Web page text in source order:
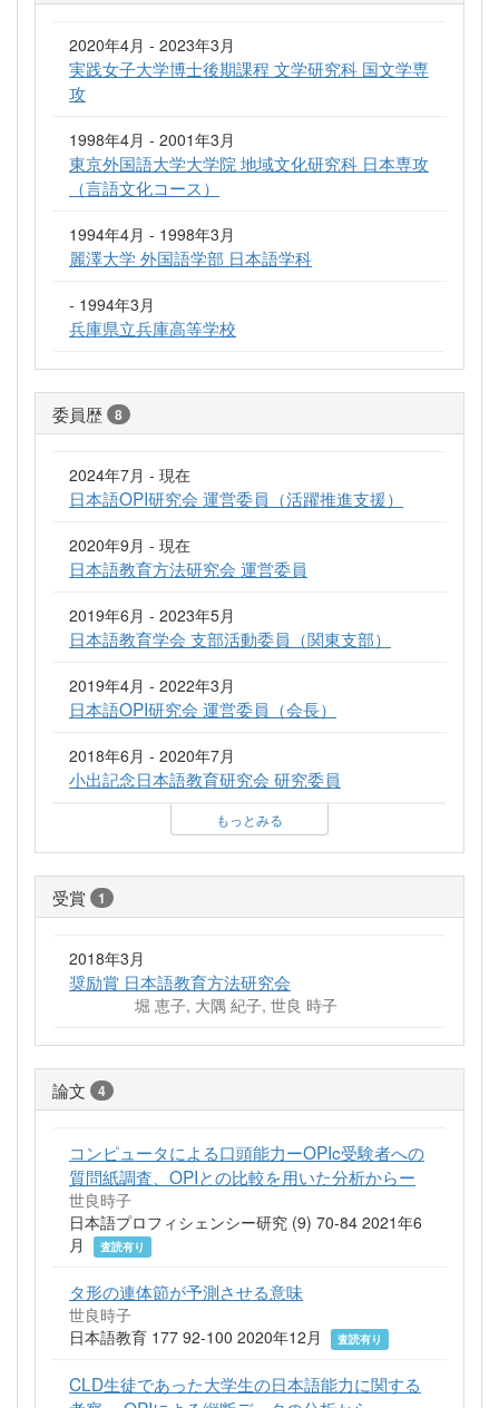
2020年4月 - 2023年3月
実践女子大学博士後期課程 文学研究科 国文学専
攻
1998年4月 - 2001年3月
東京外国語大学大学院 地域文化研究科 日本専攻
（言語文化コース）
1994年4月 - 1998年3月
麗澤大学 外国語学部 日本語学科
- 1994年3月
兵庫県立兵庫高等学校
委員歴 8
2024年7月 - 現在
日本語OPI研究会 運営委員（活躍推進支援）
2020年9月 - 現在
日本語教育方法研究会 運営委員
2019年6月 - 2023年5月
日本語教育学会 支部活動委員（関東支部）
2019年4月 - 2022年3月
日本語OPI研究会 運営委員（会長）
2018年6月 - 2020年7月
小出記念日本語教育研究会 研究委員
もっとみる
受賞 1
2018年3月
奨励賞 日本語教育方法研究会
堀 恵子, 大隅 紀子, 世良 時子
論文 4
コンピュータによる口頭能力ーOPIc受験者への
質問紙調査、OPIとの比較を用いた分析からー
世良時子
日本語プロフィシェンシー研究 (9) 70-84 2021年6
月
査読有り
タ形の連体節が予測させる意味
世良時子
日本語教育 177 92-100 2020年12月
査読有り
CLD生徒であった大学生の日本語能力に関する